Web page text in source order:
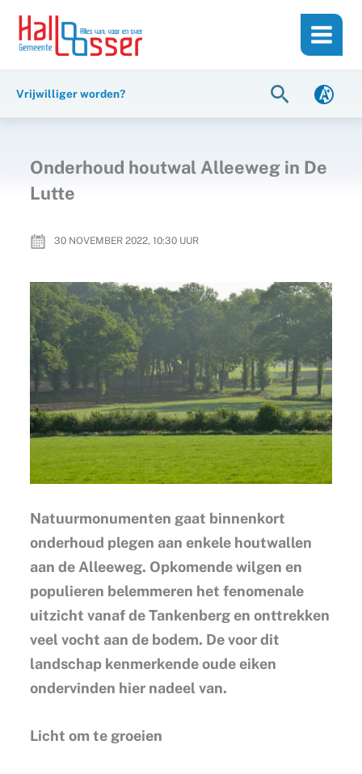
inhoud
naar
Vrijwilliger worden? Zoeken
Onderhoud houtwal Alleeweg in De
Lutte
30 NOVEMBER 2022, 10:30UUR
Natuurmonumenten gaat binnenkort
onderhoud plegen aan enkele houtwallen
aan de Alleeweg. Opkomende wilgen en
populieren belemmeren het fenomenale
uitzicht vanaf de Tankenberg en onttrekken
veel vocht aan de bodem. De voor dit
landschap kenmerkende oude eiken
ondervinden hier nadeel van.
Licht om te groeien